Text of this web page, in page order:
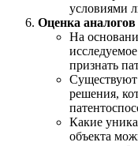
условиями
Оценка
На
признать
решения,
Какие
объекта